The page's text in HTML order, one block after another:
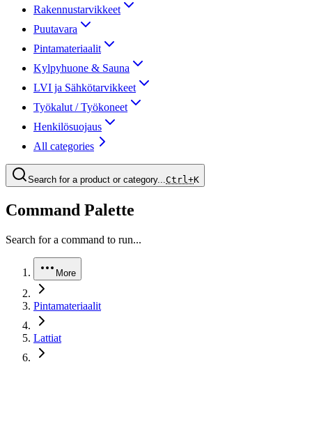
Rakennustarvikkeet
Puutavara
Pintamateriaalit
Kylpyhuone & Sauna
LVI ja Sähkötarvikkeet
Työkalut / Työkoneet
Henkilösuojaus
All categories
Search for a product or category...Ctrl+K
Command Palette
Search for a command to run...
More
Pintamateriaalit
Lattiat